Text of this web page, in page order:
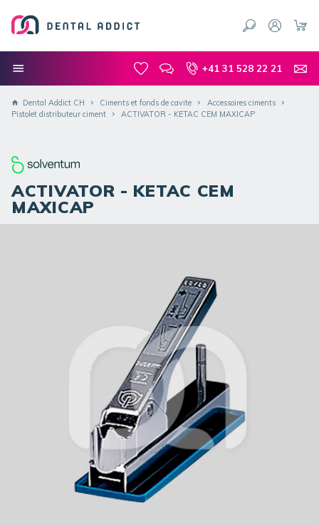
+41 31 528 22 21
Dental Addict CH Ciments et fonds de cavite
Accessoires ciments
Pistolet distributeur ciment
ACTIVATOR - KETAC CEM MAXICAP
ACTIVATOR - KETAC CEM
MAXICAP